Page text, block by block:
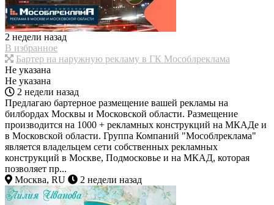
2 недели назад
В избранное
Бартер на наружную рекламу в ГК Мособлреклама
Не указана
Не указана
2 недели назад
Предлагаю бартерное размещение вашей рекламы на
билбордах Москвы и Московской области. Размещение
производится на 1000 + рекламных конструкций на МКАДе и
в Московской области. Группа Компаний "Мособлреклама"
является владельцем сети собственных рекламных
конструкций в Москве, Подмосковье и на МКАД, которая
позволяет пр...
Москва, RU
2 недели назад